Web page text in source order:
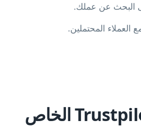
العملاء المحتملين.
لماذا تختار مولد رمز الاستجابة السريعة لـ Trustpilot الخاص